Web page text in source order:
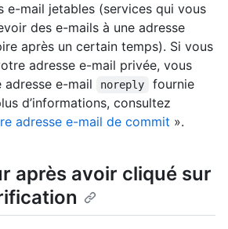
e-mail jetables (services qui vous
des e-mails à une adresse
après un certain temps). Si vous
adresse e-mail privée, vous
adresse e-mail
noreply
fournie
d’informations, consultez
adresse e-mail de commit ».
après avoir cliqué sur